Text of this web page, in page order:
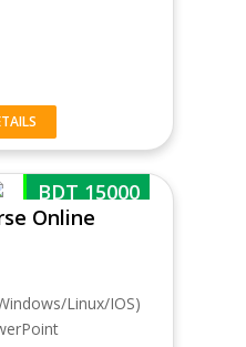
BDT 15000
Online
Linux/IOS)